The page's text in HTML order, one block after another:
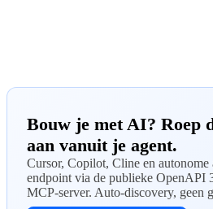
Bouw je met AI? Roep
aan vanuit je agent.
Cursor, Copilot, Cline en autonome
endpoint via de publieke OpenAPI
MCP-server. Auto-discovery, geen